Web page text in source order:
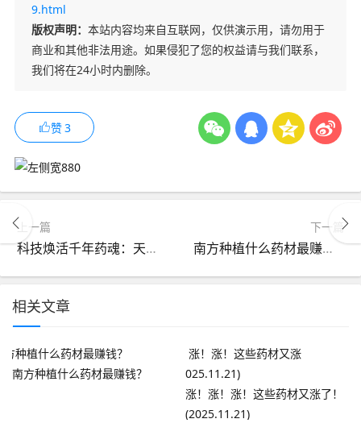
9.html
版权声明： 本站内容均来自互联网，仅供演示用，请勿用于
商业和其他非法用途。如果侵犯了您的权益请与我们联系，
我们将在24小时内删除。
赞3
上一篇
科技焕活千年药魂：天乐园古参堂的中医药现代化新径
下一篇
南方种植什么药材最赚钱？
相关文章
南方种植什么药材最赚钱？
涨！涨！涨！这些药材又涨了！
(2025.11.21)